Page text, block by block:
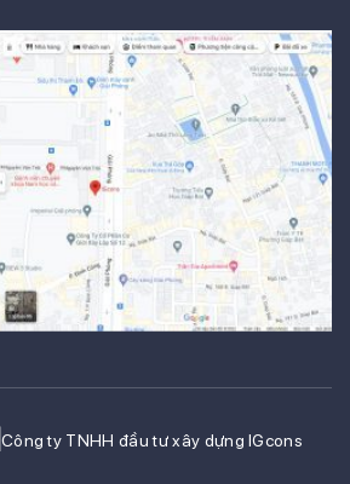
Công ty TNHH đầu tư xây dựng IGcons